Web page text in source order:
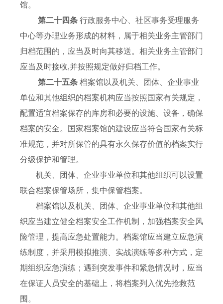
馆。
第二十四条 行政服务中心、社区事务受理服务
中心等办理业务形成的材料，属于相关业务主管部门
归档范围的，应当及时向其移送。相关业务主管部门
应当及时接收,并按照规定做好归档工作。
第二十五条 档案馆以及机关、团体、企业事业
单位和其他组织的档案机构应当按照国家有关规定，
配置适宜档案保存的库房和必要的设施、设备，确保
档案的安全。国家档案馆的建设应当符合国家有关标
准规范，并对所保管的具有永久保存价值的档案实行
分级保护和管理。
机关、团体、企业事业单位和其他组织可以设置
联合档案保管场所，集中保管档案。
档案馆以及机关、团体、企业事业单位和其他组
织应当建立健全档案安全工作机制，加强档案安全风
险管理，提高应急处置能力。档案馆应当建立应急演
练制度，并采用模拟推演、实战演练等多种方式，定
期组织应急演练；遇到突发事件和紧急情况时，应当
在保证人员安全的基础上，将档案列入优先抢救范
围。